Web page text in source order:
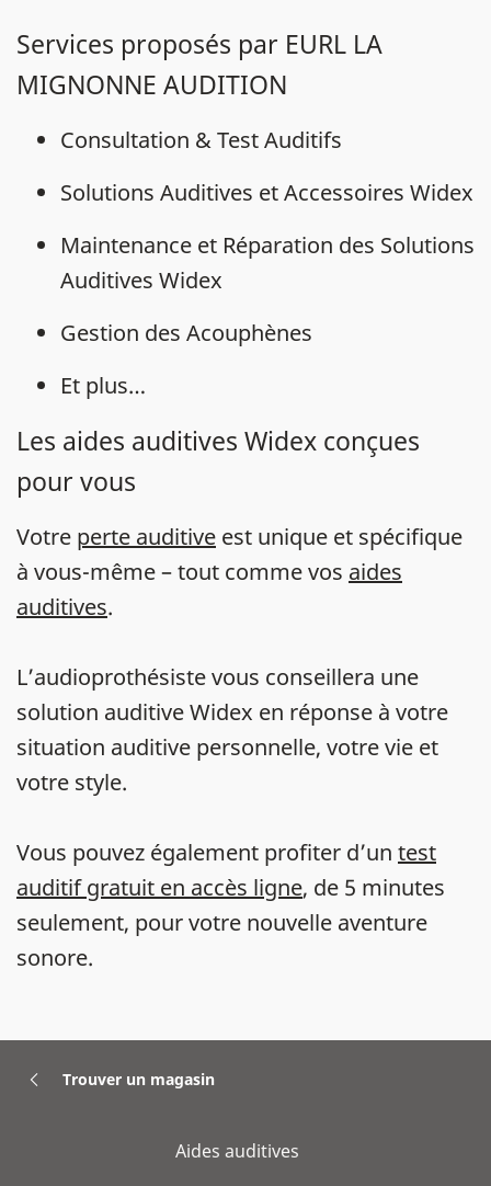
Services proposés par EURL LA
MIGNONNE AUDITION
Consultation & Test Auditifs
Solutions Auditives et Accessoires Widex
Maintenance et Réparation des Solutions
Auditives Widex
Gestion des Acouphènes
Et plus…
Les aides auditives Widex conçues
pour vous
Votre perte auditive est unique et spécifique
à vous-même – tout comme vos aides
auditives.
L’audioprothésiste vous conseillera une
solution auditive Widex en réponse à votre
situation auditive personnelle, votre vie et
votre style.
Vous pouvez également profiter d’un test
auditif gratuit en accès ligne, de 5 minutes
seulement, pour votre nouvelle aventure
sonore.
Trouver un magasin
Aides auditives